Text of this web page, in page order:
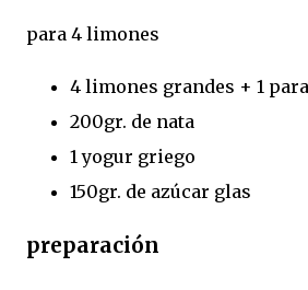
para 4 limones
4 limones grandes + 1
200gr. de nata
1 yogur griego
150gr. de azúcar glas
preparación